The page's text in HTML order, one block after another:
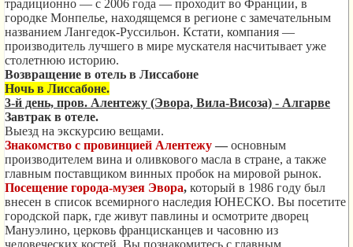
традиционно — с 2006 года — проходит во Франции, в
городке Монпелье, находящемся в регионе с замечательным
названием Лангедок-Руссильон. Кстати, компания —
производитель лучшего в мире мускателя насчитывает уже
столетнюю историю.
Возвращение в отель в Лиссабоне
Ночь в Лиссабоне.
3-й день, пров. Алентежу (Эвора, Вила-Висоза) - Алгарве
Завтрак в отеле.
Выезд на экскурсию вещами.
Знакомство с провинцией Алентежу — основным
производителем вина и оливкового масла в стране, а также
главным поставщиком винных пробок на мировой рынок.
Посещение города-музея Эвора, который в 1986 году был
внесен в список всемирного наследия ЮНЕСКО. Вы посетите
городской парк, где живут павлины и осмотрите дворец
Мануэлино, церковь францисканцев и часовню из
человеческих костей. Вы познакомитесь с главным